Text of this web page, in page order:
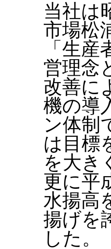
当社は
市場松
「生
営理念
改善に
機の導
ン体制
は目標
を大き
更に平
水揚高
揚げを
した。